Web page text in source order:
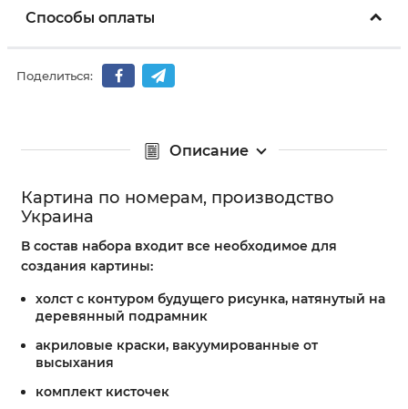
Способы оплаты
Поделиться:
Описание
Картина по номерам, производство
Украина
В состав набора входит все необходимое для
создания картины:
холст с контуром будущего рисунка, натянутый на
деревянный подрамник
акриловые краски, вакуумированные от
высыхания
комплект кисточек